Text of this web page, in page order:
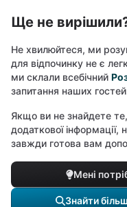
Ще не
Не хвилюйтеся, ми
для відпочинку не є
ми склали всебічний
запитання наших
Якщо ви не знайдете
додаткової інформації,
завжди готова вам
Мені
Знайти